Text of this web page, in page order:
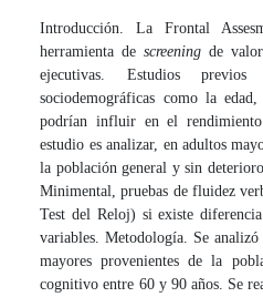
Introducción. La Frontal
herramienta de screeningde
ejecutivas. Estudios
sociodemográficas como la
podrían influir en el
estudio es analizar, en adultos
la población general y sin
Minimental, pruebas de fluidez
Test del Reloj) si existe
variables. Metodología. Se
mayores provenientes de la
cognitivo entre 60 y 90 años. Se